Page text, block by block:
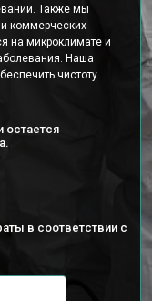
Также мы
коммерческих
на микроклимате и
Наша
чистоту
остается
в соответствии с